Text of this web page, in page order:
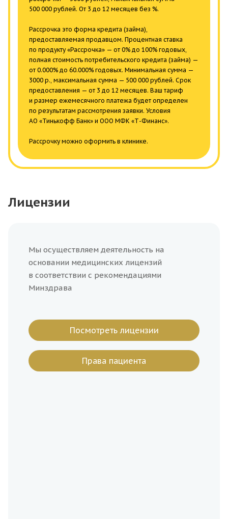
500 000 рублей. От 3 до 12 месяцев без %.
Рассрочка это форма кредита (займа),
предоставляемая продавцом. Процентная ставка
по продукту «Рассрочка» — от 0% до 100% годовых,
полная стоимость потребительского кредита (займа) —
от 0.000% до 60.000% годовых. Минимальная сумма —
3000 р., максимальная сумма — 500 000 рублей. Срок
предоставления — от 3 до 12 месяцев. Ваш тариф
и размер ежемесячного платежа будет определен
по результатам рассмотрения заявки. Условия
АО «Тинькофф Банк» и ООО МФК «Т-Финанс».
Рассрочку можно оформить в клинике.
Лицензии
Мы осуществляем деятельность на
основании медицинских лицензий
в соответствии с рекомендациями
Минздрава
Посмотреть лицензии
Права пациента